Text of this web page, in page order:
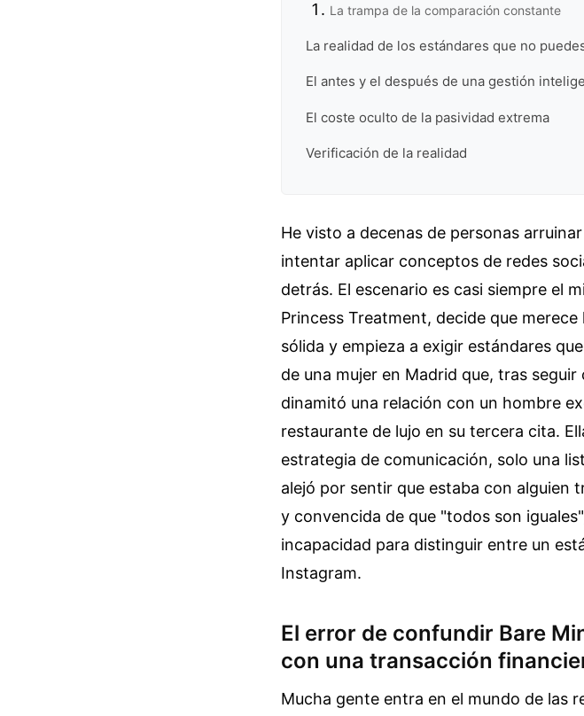
La trampa de la comparación constante
La realidad de los estándares que no
El antes y el después de una gestión
El coste oculto de la pasividad extrema
Verificación de la realidad
He visto a decenas de personas
intentar aplicar conceptos de redes
detrás. El escenario es casi siempre el
Princess Treatment, decide que
sólida y empieza a exigir estándares
de una mujer en Madrid que, tras
dinamitó una relación con un hombre
restaurante de lujo en su tercera cita.
estrategia de comunicación, solo una
alejó por sentir que estaba con alguien
y convencida de que "todos son
incapacidad para distinguir entre un
Instagram.
El error de confundir Bare
con una transacción
Mucha gente entra en el mundo de las